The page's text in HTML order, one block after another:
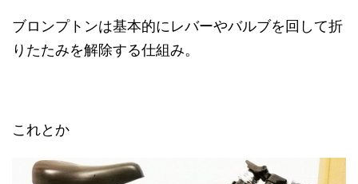
ブロンプトンは基本的にレバーやバルブを回して折
りたたみを解除する仕組み。
これとか